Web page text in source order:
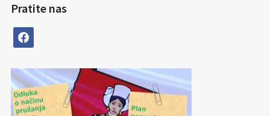
Pratite nas
facebook